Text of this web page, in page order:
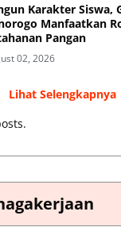
Karakter Siswa,
Manfaatkan
Pangan
02, 2026
Lihat Selengkapnya